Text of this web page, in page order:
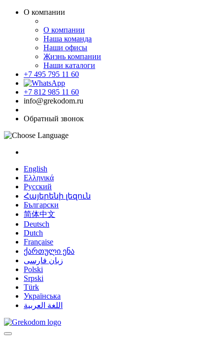
О компании
О компании
Наша команда
Наши офисы
Жизнь компании
Наши каталоги
+7 495 795 11 60
+7 812 985 11 60
info@grekodom.ru
Обратный звонок
English
Ελληνικά
Русский
Հայերենի լեզուն
Български
简体中文
Deutsch
Dutch
Française
ქართული ენა
زبان فارسی
Polski
Srpski
Türk
Українська
اللغة العربية